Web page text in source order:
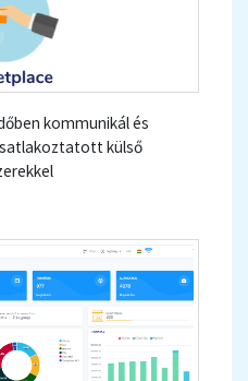
kommunikál és
külső